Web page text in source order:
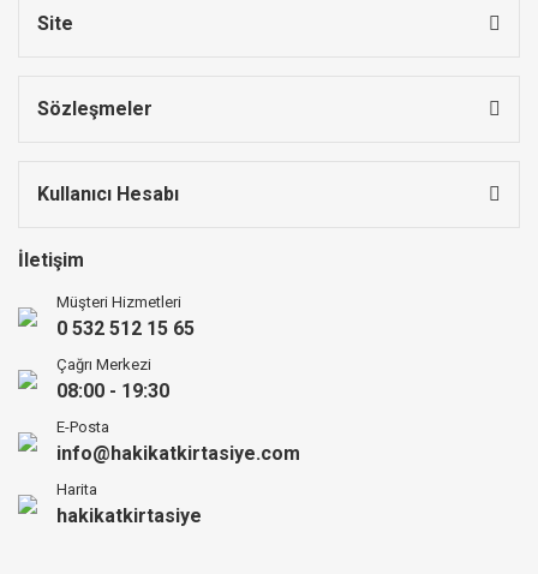
Site
Sözleşmeler
Kullanıcı Hesabı
İletişim
Müşteri Hizmetleri
0 532 512 15 65
Çağrı Merkezi
08:00 - 19:30
E-Posta
info@hakikatkirtasiye.com
Harita
hakikatkirtasiye